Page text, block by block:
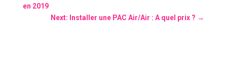
en 2019
Next: Installer une PAC Air/Air : A quel prix ? →